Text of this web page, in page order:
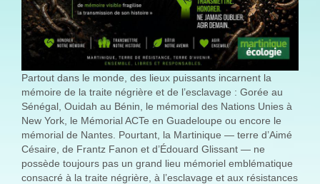
Partout dans le monde, des lieux puissants incarnent la
mémoire de la traite négrière et de l’esclavage : Gorée au
Sénégal, Ouidah au Bénin, le mémorial des Nations Unies à
New York, le Mémorial ACTe en Guadeloupe ou encore le
mémorial de Nantes. Pourtant, la Martinique — terre d’Aimé
Césaire, de Frantz Fanon et d’Édouard Glissant — ne
possède toujours pas un grand lieu mémoriel emblématique
consacré à la traite négrière, à l’esclavage et aux résistances